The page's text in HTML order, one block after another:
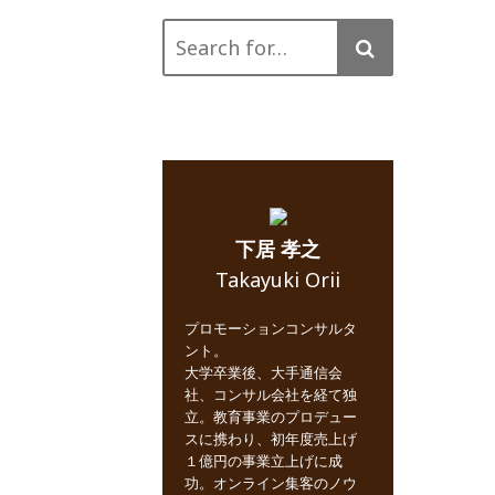
for:
下居 孝之
Takayuki Orii
プロモーションコンサルタ
ント。
大学卒業後、大手通信会
社、コンサル会社を経て独
立。教育事業のプロデュー
スに携わり、初年度売上げ
１億円の事業立上げに成
功。オンライン集客のノウ